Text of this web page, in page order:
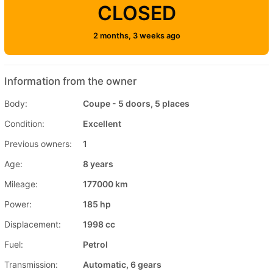
CLOSED
2 months, 3 weeks ago
Information from the owner
Body:
Coupe - 5 doors, 5 places
Condition:
Excellent
Previous owners:
1
Age:
8 years
Mileage:
177000 km
Power:
185 hp
Displacement:
1998 cc
Fuel:
Petrol
Transmission:
Automatic, 6 gears